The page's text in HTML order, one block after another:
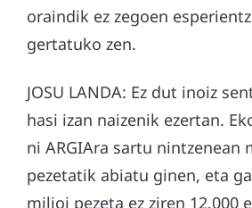
oraindik ez zegoen
gertatuko zen.
JOSU LANDA: Ez dut inoiz
hasi izan naizenik ezertan.
ni ARGIAra sartu nintzenean
pezetatik abiatu ginen, eta
milioi pezeta ez ziren 12.000